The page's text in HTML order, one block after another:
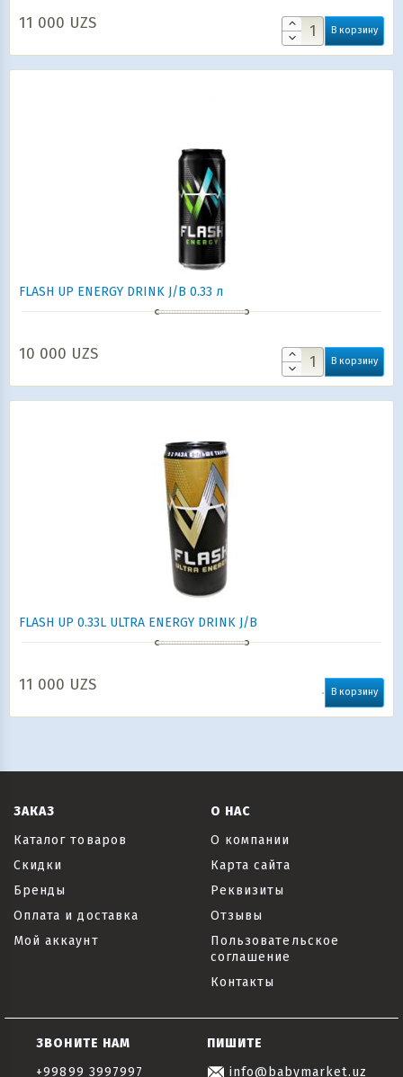
11 000 UZS В корзину
FLASH UP ENERGY DRINK J/B 0.33 л
10 000 UZS В корзину
FLASH UP 0.33L ULTRA ENERGY DRINK J/B
11 000 UZS В корзину
ЗАКАЗ
Каталог товаров
Скидки
Бренды
Оплата и доставка
Мой аккаунт
О НАС
О компании
Карта сайта
Реквизиты
Отзывы
Пользовательское
соглашение
Контакты
ЗВОНИТЕ НАМ
+99899 3997997
ПИШИТЕ
info@babymarket.uz